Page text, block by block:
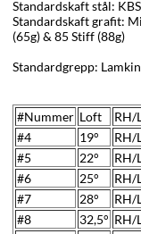
Standardskaft stål:
Standardskaft grafit:
(65g) & 85 Stiff (88g)
Standardgrepp:
#Nummer Loft
RH/
#4
19°
RH/
#5
22°
RH/
#6
25°
RH/
#7
28°
RH/
#8
32,5° RH/